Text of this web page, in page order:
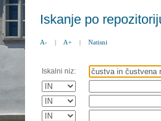
Iskanje po
A- | A+ | Natisni
Iskalni niz: